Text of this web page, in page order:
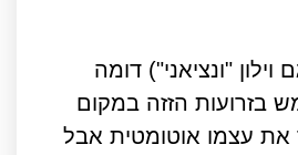
וילון "ונציאני") דומה
בזרועות הזזה במקום
את עצמו אוטומטית אבל